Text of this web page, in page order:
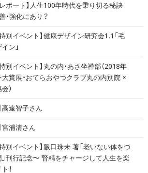
レポート】人生100年時代を乗り切る秘訣
・強化にあり？
特別イベント】健康デザイン研究会1.1「毛
ン」
特別イベント】丸の内・あさ坐禅部（2018年
賞展・おてらおやつクラブ丸の内別院 ×
）
高遠智子さん
宮浦清さん
特別イベント】阪口珠未 著「老いない体をつ
刊行記念〜 腎精をチャージして人生を楽
！